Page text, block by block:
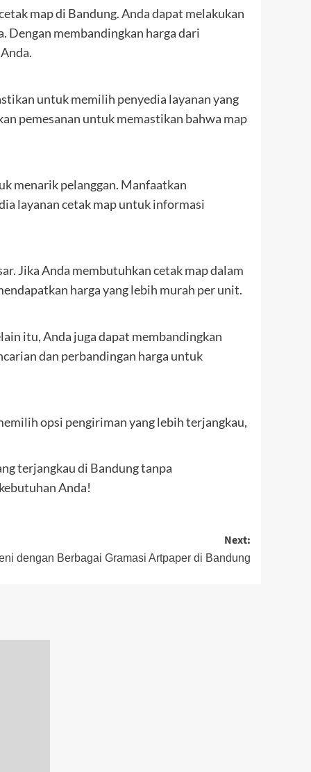
map di Bandung. Anda dapat melakukan
Dengan membandingkan harga dari
untuk memilih penyedia layanan yang
pemesanan untuk memastikan bahwa map
menarik pelanggan. Manfaatkan
layanan cetak map untuk informasi
Jika Anda membutuhkan cetak map dalam
harga yang lebih murah per unit.
itu, Anda juga dapat membandingkan
dan perbandingan harga untuk
opsi pengiriman yang lebih terjangkau,
terjangkau di Bandung tanpa
Anda!
Next:
dengan Berbagai Gramasi Artpaper di Bandung